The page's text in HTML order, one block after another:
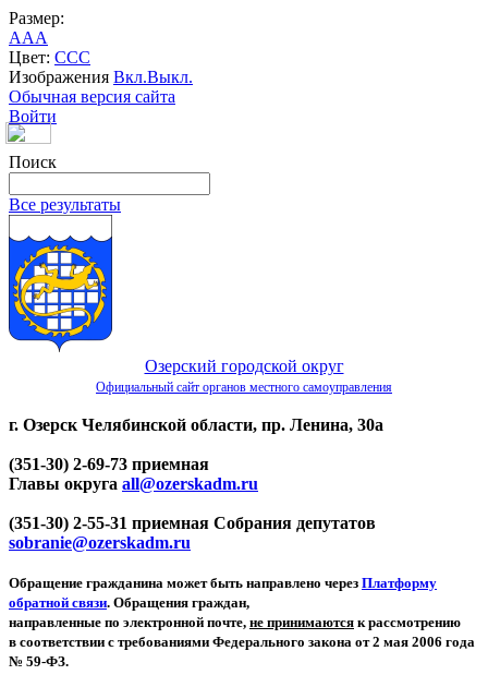
Размер:
AAA
Цвет: CCC
Изображения Вкл.Выкл.
Обычная версия сайта
Войти
Поиск
Все результаты
Озерский городской округ
Официальный сайт органов местного самоуправления
г. Озерск Челябинской области, пр. Ленина, 30а
(351-30) 2-69-73 приемная
Главы округа all@ozerskadm.ru
(351-30) 2-55-31 приемная Собрания депутатов
sobranie@ozerskadm.ru
Обращение гражданина может быть направлено через Платформу
обратной связи. Обращения граждан,
направленные по электронной почте, не принимаются к рассмотрению
в соответствии с требованиями Федерального закона от 2 мая 2006 года
№ 59-ФЗ.